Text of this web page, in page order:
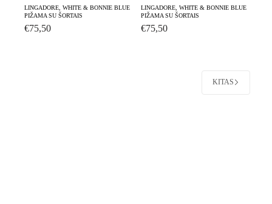
LINGADORE, WHITE & BONNIE BLUE
PIŽAMA SU ŠORTAIS
€75,50
LINGADORE, WHITE & BONNIE BLUE
PIŽAMA SU ŠORTAIS
€75,50
KITAS